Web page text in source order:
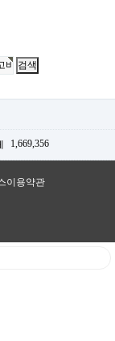
1,669,356
이용약관